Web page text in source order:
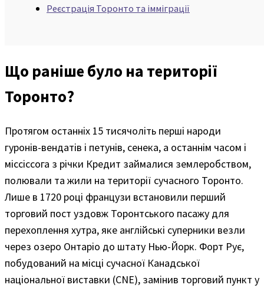
Реєстрація Торонто та імміграції
Що раніше було на території
Торонто?
Протягом останніх 15 тисячоліть перші народи
гуронів-вендатів і петунів, сенека, а останнім часом і
міссіссога з річки Кредит займалися землеробством,
полювали та жили на території сучасного Торонто.
Лише в 1720 році французи встановили перший
торговий пост уздовж Торонтського пасажу для
перехоплення хутра, яке англійські суперники везли
через озеро Онтаріо до штату Нью-Йорк. Форт Рує,
побудований на місці сучасної Канадської
національної виставки (CNE), замінив торговий пункт у